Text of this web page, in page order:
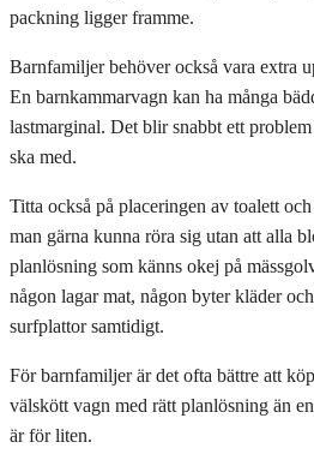
packning ligger framme.
Barnfamiljer behöver också vara extra
En barnkammarvagn kan ha många
lastmarginal. Det blir snabbt ett
ska med.
Titta också på placeringen av toalett
man gärna kunna röra sig utan att alla
planlösning som känns okej på
någon lagar mat, någon byter kläder
surfplattor samtidigt.
För barnfamiljer är det ofta bättre att
välskött vagn med rätt planlösning än
är för liten.